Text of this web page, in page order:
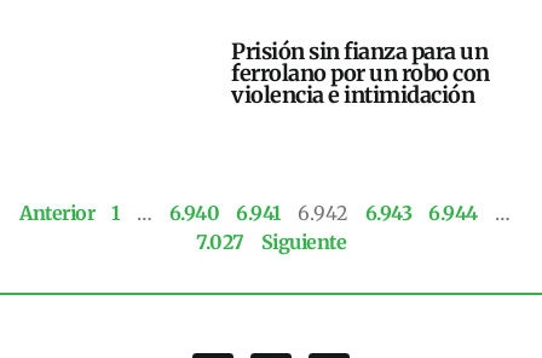
Prisión sin fianza para un
ferrolano por un robo con
violencia e intimidación
Anterior 1 … 6.940 6.941 6.942 6.943 6.944
…
7.027
Siguiente